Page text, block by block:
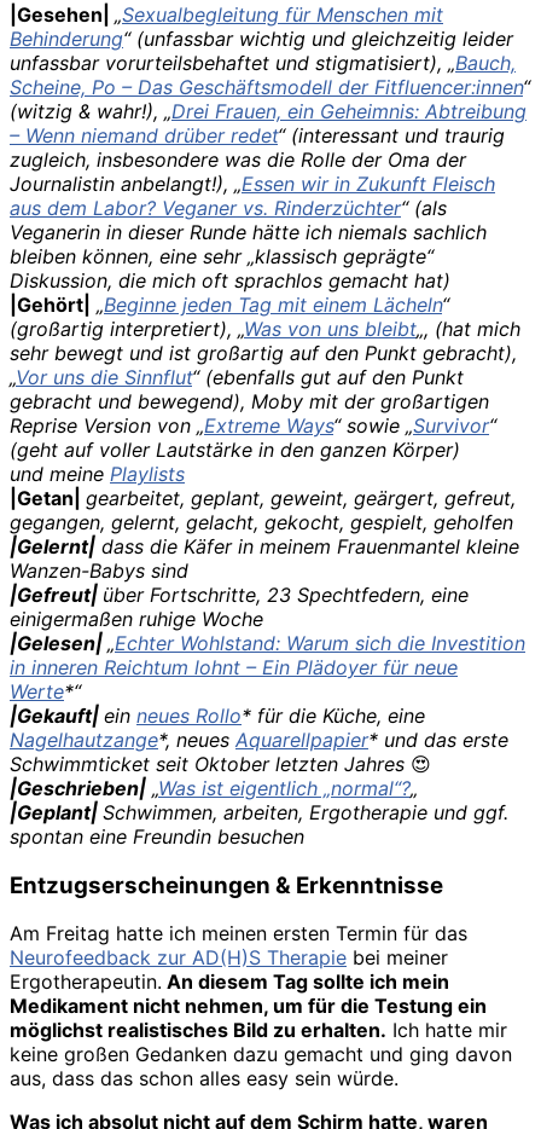
|Gesehen| „Sexualbegleitung für Menschen mit
Behinderung“ (unfassbar wichtig und gleichzeitig leider
unfassbar vorurteilsbehaftet und stigmatisiert), „Bauch,
Scheine, Po – Das Geschäftsmodell der Fitfluencer:innen“
(witzig & wahr!), „Drei Frauen, ein Geheimnis: Abtreibung
– Wenn niemand drüber redet“ (interessant und traurig
zugleich, insbesondere was die Rolle der Oma der
Journalistin anbelangt!), „Essen wir in Zukunft Fleisch
aus dem Labor? Veganer vs. Rinderzüchter“ (als
Veganerin in dieser Runde hätte ich niemals sachlich
bleiben können, eine sehr „klassisch geprägte“
Diskussion, die mich oft sprachlos gemacht hat)
|Gehört| „Beginne jeden Tag mit einem Lächeln“
(großartig interpretiert), „Was von uns bleibt„, (hat mich
sehr bewegt und ist großartig auf den Punkt gebracht),
„Vor uns die Sinnflut“ (ebenfalls gut auf den Punkt
gebracht und bewegend), Moby mit der großartigen
Reprise Version von „Extreme Ways“ sowie „Survivor“
(geht auf voller Lautstärke in den ganzen Körper)
und meine Playlists
|Getan| gearbeitet, geplant, geweint, geärgert, gefreut,
gegangen, gelernt, gelacht, gekocht, gespielt, geholfen
|Gelernt| dass die Käfer in meinem Frauenmantel kleine
Wanzen-Babys sind
|Gefreut| über Fortschritte, 23 Spechtfedern, eine
einigermaßen ruhige Woche
|Gelesen| „Echter Wohlstand: Warum sich die Investition
in inneren Reichtum lohnt – Ein Plädoyer für neue
Werte*“
|Gekauft| ein neues Rollo* für die Küche, eine
Nagelhautzange*, neues Aquarellpapier* und das erste
Schwimmticket seit Oktober letzten Jahres 😍
|Geschrieben| „Was ist eigentlich „normal“?„
|Geplant| Schwimmen, arbeiten, Ergotherapie und ggf.
spontan eine Freundin besuchen
Entzugserscheinungen & Erkenntnisse
Am Freitag hatte ich meinen ersten Termin für das
Neurofeedback zur AD(H)S Therapie bei meiner
Ergotherapeutin. An diesem Tag sollte ich mein
Medikament nicht nehmen, um für die Testung ein
möglichst realistisches Bild zu erhalten. Ich hatte mir
keine großen Gedanken dazu gemacht und ging davon
aus, dass das schon alles easy sein würde.
Was ich absolut nicht auf dem Schirm hatte, waren